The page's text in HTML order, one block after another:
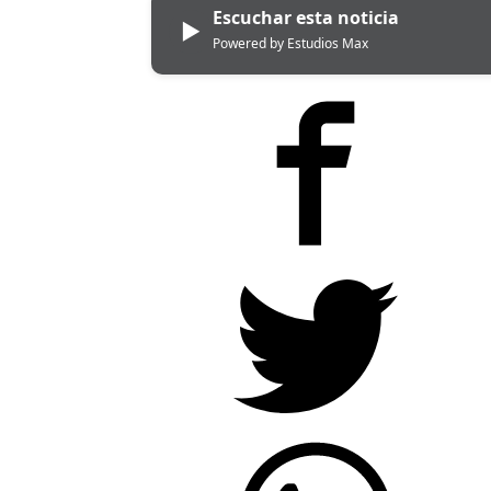
▶ Escuchar esta noticia
Powered by Estudios Max